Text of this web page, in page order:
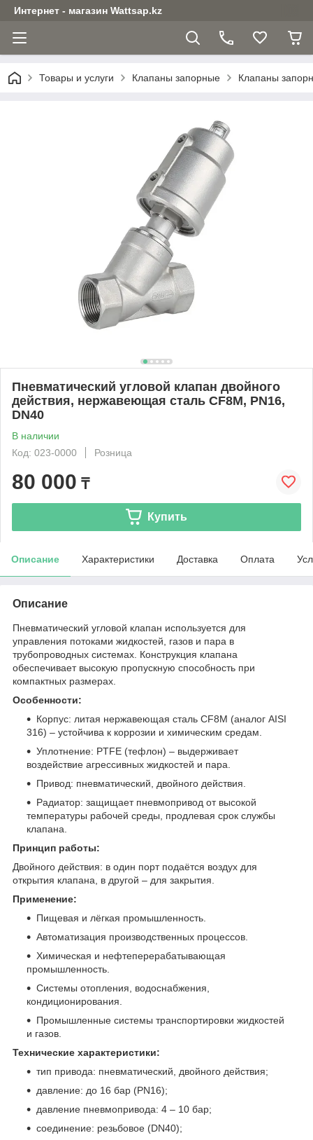
Интернет - магазин Wattsap.kz
Товары и услуги Клапаны запорные Клапаны
Пневматический угловой клапан двойного
действия, нержавеющая сталь CF8M, PN16,
DN40
В наличии
Код: 023-0000
Розница
80 000 ₸
Купить
Описание Характеристики Доставка Оплата
Описание
Пневматический угловой клапан используется для
управления потоками жидкостей, газов и пара в
трубопроводных системах. Конструкция клапана
обеспечивает высокую пропускную способность при
компактных размерах.
Особенности:
Корпус: литая нержавеющая сталь CF8M (аналог AISI
316) – устойчива к коррозии и химическим средам.
Уплотнение: PTFE (тефлон) – выдерживает
воздействие агрессивных жидкостей и пара.
Привод: пневматический, двойного действия.
Радиатор: защищает пневмопривод от высокой
температуры рабочей среды, продлевая срок службы
клапана.
Принцип работы:
Двойного действия: в один порт подаётся воздух для
открытия клапана, в другой – для закрытия.
Применение:
Пищевая и лёгкая промышленность.
Автоматизация производственных процессов.
Химическая и нефтеперерабатывающая
промышленность.
Системы отопления, водоснабжения,
кондиционирования.
Промышленные системы транспортировки жидкостей
и газов.
Технические характеристики:
тип привода: пневматический, двойного действия;
давление: до 16 бар (PN16);
давление пневмопривода: 4 – 10 бар;
соединение: резьбовое (DN40);